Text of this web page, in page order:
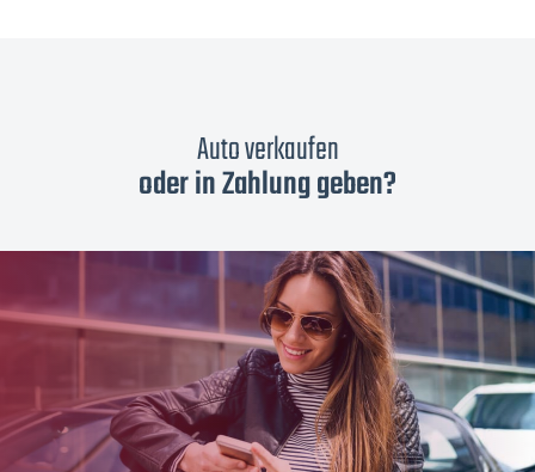
Auto verkaufen
oder in Zahlung geben?